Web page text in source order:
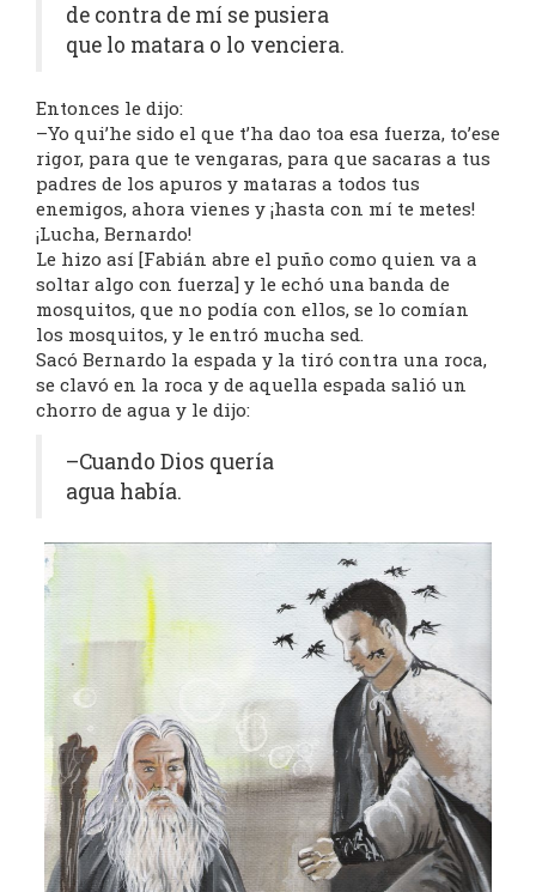
de contra de mí se pusiera
que lo matara o lo venciera.
Entonces le dijo:
–Yo qui’he sido el que t’ha dao toa esa fuerza, to’ese
rigor, para que te vengaras, para que sacaras a tus
padres de los apuros y mataras a todos tus
enemigos, ahora vienes y ¡hasta con mí te metes!
¡Lucha, Bernardo!
Le hizo así [Fabián abre el puño como quien va a
soltar algo con fuerza] y le echó una banda de
mosquitos, que no podía con ellos, se lo comían
los mosquitos, y le entró mucha sed.
Sacó Bernardo la espada y la tiró contra una roca,
se clavó en la roca y de aquella espada salió un
chorro de agua y le dijo:
–Cuando Dios quería
agua había.